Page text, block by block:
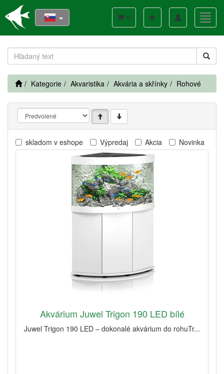
Toggle
navigation
0
Kategorie Akvaristika Akvária a skřínky Rohové
skladom v eshope Výpredaj Akcia Novinka
Akvárium Juwel Trigon 190 LED bílé
Juwel Trigon 190 LED – dokonalé akvárium do rohuTr...